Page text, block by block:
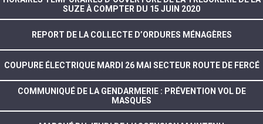
SUZE À COMPTER DU 15 JUIN 2020
REPORT DE LA COLLECTE D’ORDURES MÉNAGÈRES
COUPURE ÉLECTRIQUE MARDI 26 MAI SECTEUR ROUTE DE FERCÉ
COMMUNIQUÉ DE LA GENDARMERIE : PRÉVENTION VOL DE
MASQUES